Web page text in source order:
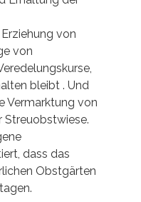
von
von
bleibt . Und
Vermarktung von
Streuobstwiese.
dass das
Obstgärten